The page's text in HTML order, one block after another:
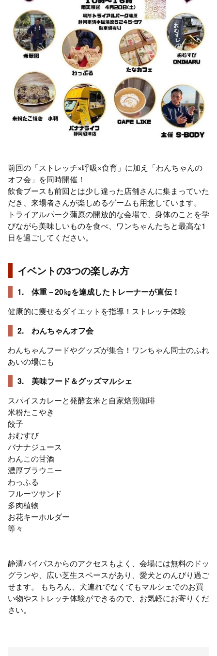
前回の「ストレッチ×呼吸×食育」に加え「わんちゃんの
オフ会」を同時開催！
飲食ブースも前回とは少し違った店舗さんに集まっていた
だき、来場者さんが楽しめるゲームも用意しています。
トライアルパーク蒲原の開放的な会場で、身体のことを学
びながら美味しいものを食べ、ワンちゃんたちと最高な1
日を過ごしてください。
イベントの3つの楽しみ方
1. 体重－20㎏を達成したトレーナーが直伝！
健康的に痩せるダイエットを指導！ストレッチ体験
2. わんちゃんオフ会
わんちゃんフードやグッズが集合！ワンちゃん同士のふれ
あいの場にも
3. 美味フード＆グッズマルシェ
スパイスカレーと発酵玄米と自家焙煎珈琲
米粉たこやき
餃子
おむすび
バナナジュース
わんこの甘酒
濃厚ブラウニー
わっふる
フルーツサンド
多肉植物
お花キーホルダー
等々
静清バイパスからのアクセスもよく、会場には無料のドッ
グランや、広い芝生スペースがあり、愛犬とのんびり過ご
せます。 もちろん、犬連れでなくてもマルシェでのお買
い物やストレッチ体験ができるので、お気軽にお寄りくだ
さい。